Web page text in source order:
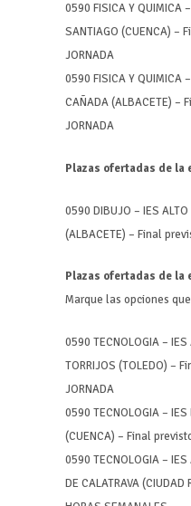
0590 FISICA Y QUIMICA
SANTIAGO (CUENCA)
JORNADA
0590 FISICA Y QUIMICA
CAÑADA (ALBACETE)
JORNADA
Plazas ofertadas de la
0590 DIBUJO – IES
(ALBACETE) – Final
Plazas ofertadas de la
Marque las opciones
0590 TECNOLOGIA – IES
TORRIJOS (TOLEDO) –
JORNADA
0590 TECNOLOGIA – IES
(CUENCA) – Final
0590 TECNOLOGIA –
DE CALATRAVA